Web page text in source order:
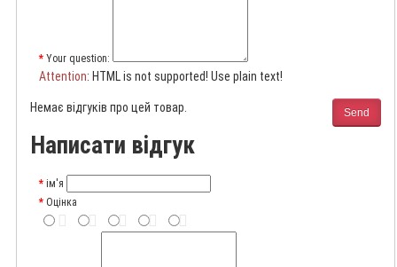
Your question:
Attention: HTML is not supported! Use plain text!
Send
Немає відгуків про цей товар.
Написати відгук
ім'я
Оцінка